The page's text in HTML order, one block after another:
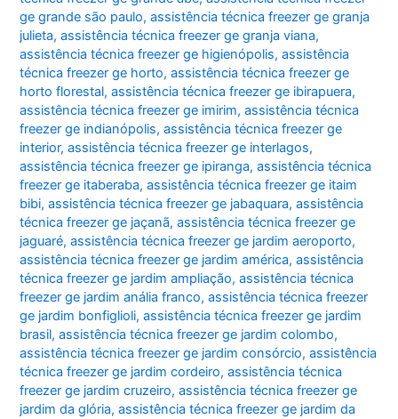
ge grande são paulo,assistência técnica freezer ge granja
julieta,assistência técnica freezer ge granja viana,
assistência técnica freezer ge higienópolis,assistência
técnica freezer ge horto,assistência técnica freezer ge
horto florestal,assistência técnica freezer ge ibirapuera,
assistência técnica freezer ge imirim,assistência técnica
freezer ge indianópolis,assistência técnica freezer ge
interior,assistência técnica freezer ge interlagos,
assistência técnica freezer ge ipiranga,assistência técnica
freezer ge itaberaba,assistência técnica freezer ge itaim
bibi,assistência técnica freezer ge jabaquara,assistência
técnica freezer ge jaçanã,assistência técnica freezer ge
jaguaré,assistência técnica freezer ge jardim aeroporto,
assistência técnica freezer ge jardim américa,assistência
técnica freezer ge jardim ampliação,assistência técnica
freezer ge jardim anália franco,assistência técnica freezer
ge jardim bonfiglioli,assistência técnica freezer ge jardim
brasil,assistência técnica freezer ge jardim colombo,
assistência técnica freezer ge jardim consórcio,assistência
técnica freezer ge jardim cordeiro,assistência técnica
freezer ge jardim cruzeiro,assistência técnica freezer ge
jardim da glória,assistência técnica freezer ge jardim da